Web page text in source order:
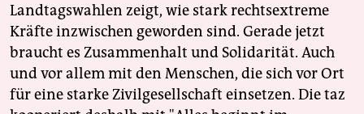
Landtagswahlen zeigt, wie stark rechtsextreme
Kräfte inzwischen geworden sind. Gerade jetzt
braucht es Zusammenhalt und Solidarität. Auch
und vor allem mit den Menschen, die sich vor Ort
für eine starke Zivilgesellschaft einsetzen. Die taz